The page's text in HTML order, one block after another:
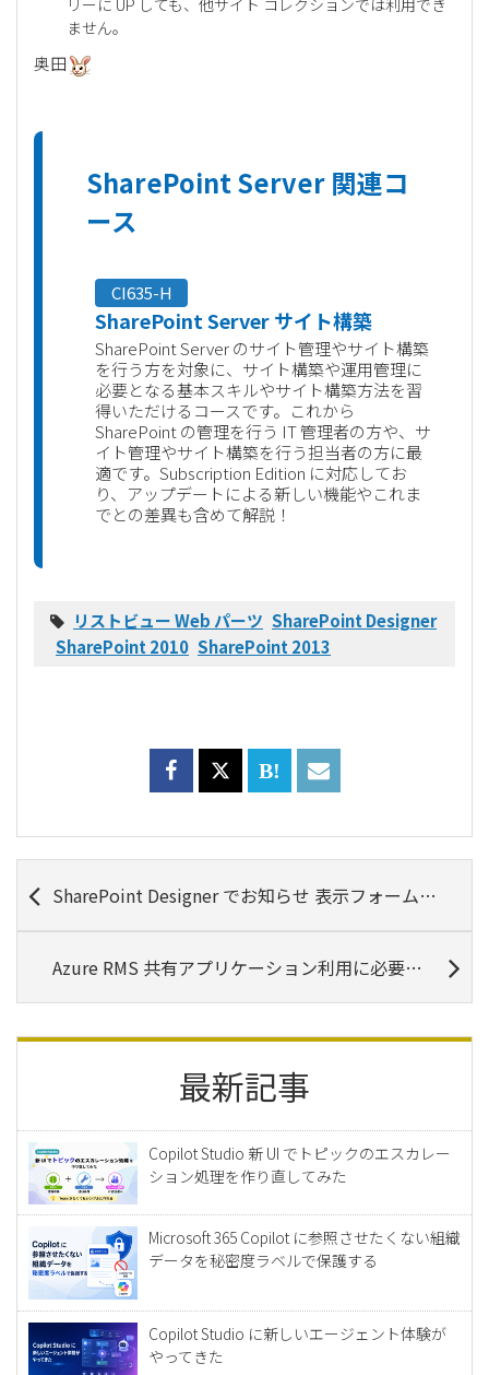
ません。
奥田
SharePoint Server 関連コ
ース
CI635-H
SharePoint Server サイト構築
SharePoint Server のサイト管理やサイト構築
を行う方を対象に、サイト構築や運用管理に
必要となる基本スキルやサイト構築方法を習
得いただけるコースです。これから
SharePoint の管理を行う IT 管理者の方や、サ
イト管理やサイト構築を行う担当者の方に最
適です。Subscription Edition に対応してお
り、アップデートによる新しい機能やこれま
でとの差異も含めて解説！
リストビュー Web パーツ SharePoint Designer
SharePoint 2010 SharePoint 2013
SharePoint Designer でお知らせ 表示フォーム デザイン変更例
Azure RMS 共有アプリケーション利用に必要なライセンスとその違い (検証結果)
最新記事
Copilot Studio 新 UI でトピックのエスカレー
ション処理を作り直してみた
Microsoft 365 Copilot に参照させたくない組織
データを秘密度ラベルで保護する
Copilot Studio に新しいエージェント体験が
やってきた